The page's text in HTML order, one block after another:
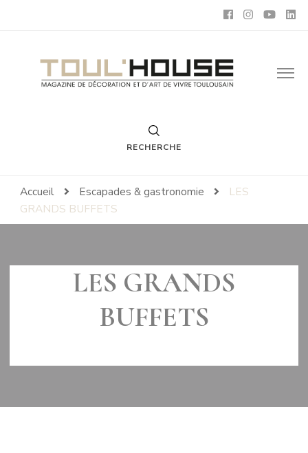
Toul'House
Magazine de Décoration et d'Art de Vivre.
RECHERCHE
Accueil Escapades & gastronomie
LES
GRANDS BUFFETS
LES GRANDS
BUFFETS